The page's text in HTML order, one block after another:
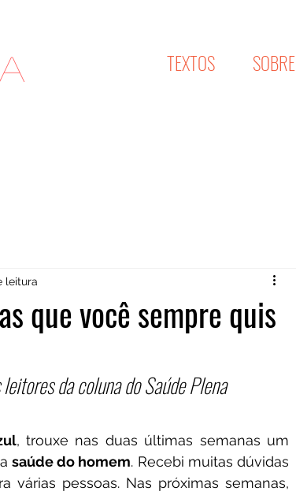
TEXTOS SOBRE
que você sempre quis
leitura
da coluna do Saúde Plena
, trouxe nas duas últimas semanas um
saúde do homem. Recebi muitas dúvidas
pessoas. Nas próximas semanas,